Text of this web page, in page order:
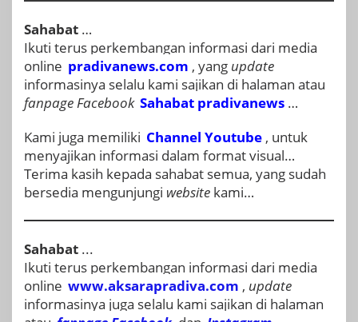
Sahabat …
Ikuti terus perkembangan informasi dari media
online pradivanews.com , yang update
informasinya selalu kami sajikan di halaman atau
fanpageFacebook Sahabat pradivanews …
Kami juga memiliki Channel Youtube , untuk
menyajikan informasi dalam format visual…
Terima kasih kepada sahabat semua, yang sudah
bersedia mengunjungi website kami…
Sahabat ...
Ikuti terus perkembangan informasi dari media
online www.aksarapradiva.com , update
informasinya juga selalu kami sajikan di halaman